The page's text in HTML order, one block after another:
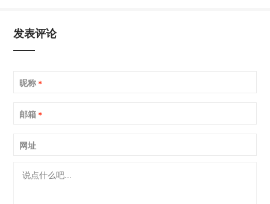
发表评论
昵称 *
邮箱 *
网址